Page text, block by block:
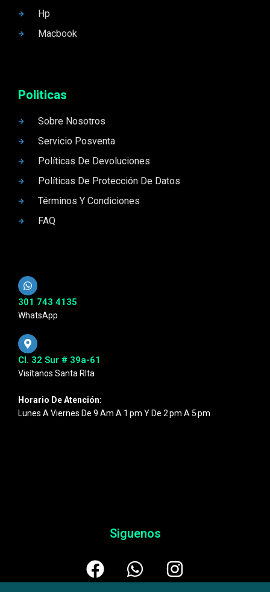
Hp
Macbook
Politicas
Sobre Nosotros
Servicio Posventa
Políticas De Devoluciones
Políticas De Protección De Datos
Términos Y Condiciones
FAQ
301 743 4135
WhatsApp
Cl. 32 Sur # 39a-61
Visítanos Santa RIta
Horario De Atención:
Lunes A Viernes De 9 Am A 1 Pm Y De 2 Pm A 5 Pm
Siguenos